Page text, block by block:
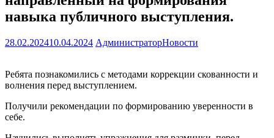
навыка публичного выступления.
28.02.202410.04.2024 АдминистраторНовости
Ребята познакомились с методами коррекции скованности и
волнения перед выступлением.
Получили рекомендации по формированию уверенности в
себе.